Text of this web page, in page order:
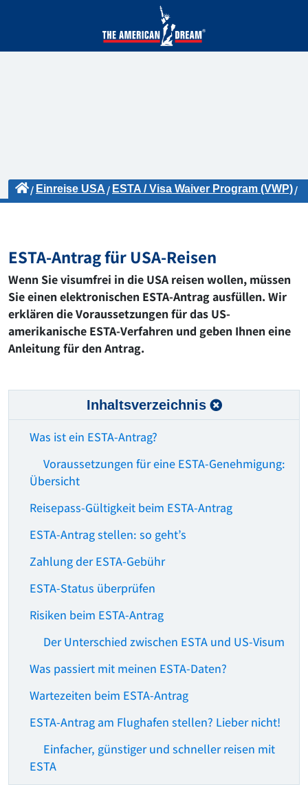
Einreise USA
ESTA / Visa Waiver Program (VWP)
ESTA-Antrag für USA-Reisen
Wenn Sie visumfrei in die USA reisen wollen, müssen
Sie einen elektronischen ESTA-Antrag ausfüllen. Wir
erklären die Voraussetzungen für das US-
amerikanische ESTA-Verfahren und geben Ihnen eine
Anleitung für den Antrag.
Inhaltsverzeichnis
Was ist ein ESTA-Antrag?
Voraussetzungen für eine ESTA-Genehmigung:
Übersicht
Reisepass-Gültigkeit beim ESTA-Antrag
ESTA-Antrag stellen: so geht’s
Zahlung der ESTA-Gebühr
ESTA-Status überprüfen
Risiken beim ESTA-Antrag
Der Unterschied zwischen ESTA und US-Visum
Was passiert mit meinen ESTA-Daten?
Wartezeiten beim ESTA-Antrag
ESTA-Antrag am Flughafen stellen? Lieber nicht!
Einfacher, günstiger und schneller reisen mit
ESTA